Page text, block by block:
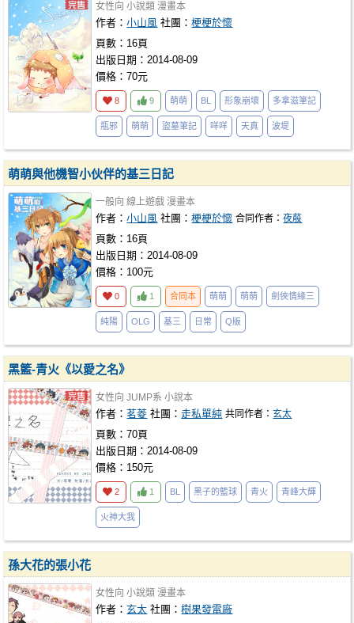
女性向 小說類 漫畫本
作者：小山風 社團：梗梗於懷
頁數：16頁
出版日期：2014-08-09
價格：70元
8 9 萌萌 BL 形象崩壞 多拿滋筆記
瓶邪 萌萌 盜墓筆記 咩咩 天真 波堤
萌萌與他機智小伙伴的基三日記
一般向 線上遊戲 漫畫本
作者：小山風 社團：梗梗於懷 合同作者：夜蒑
頁數：16頁
出版日期：2014-08-09
價格：100元
0 1 合同本 萌萌 萌萌 劍俠情緣三
純陽 OLG 基三 日常 Q版
黑籃-青火《以愛之名》
女性向 JUMP系 小說本
作者：茗菱 社團：走私單純 共同作者：玄太
頁數：70頁
出版日期：2014-08-09
價格：150元
2 1 BL 黑子的籃球 青火 青峰大輝
火神大我
孫大花的張小花
女性向 小說類 漫畫本
作者：玄太 社團：樹果發電廠